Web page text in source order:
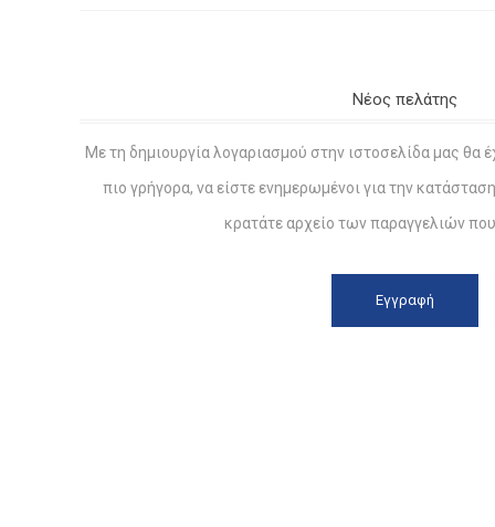
Νέος πελάτης
Με τη δημιουργία λογαριασμού στην ιστοσελίδα μας θα
πιο γρήγορα, να είστε ενημερωμένοι για την
κρατάτε αρχείο των παραγγελιών που